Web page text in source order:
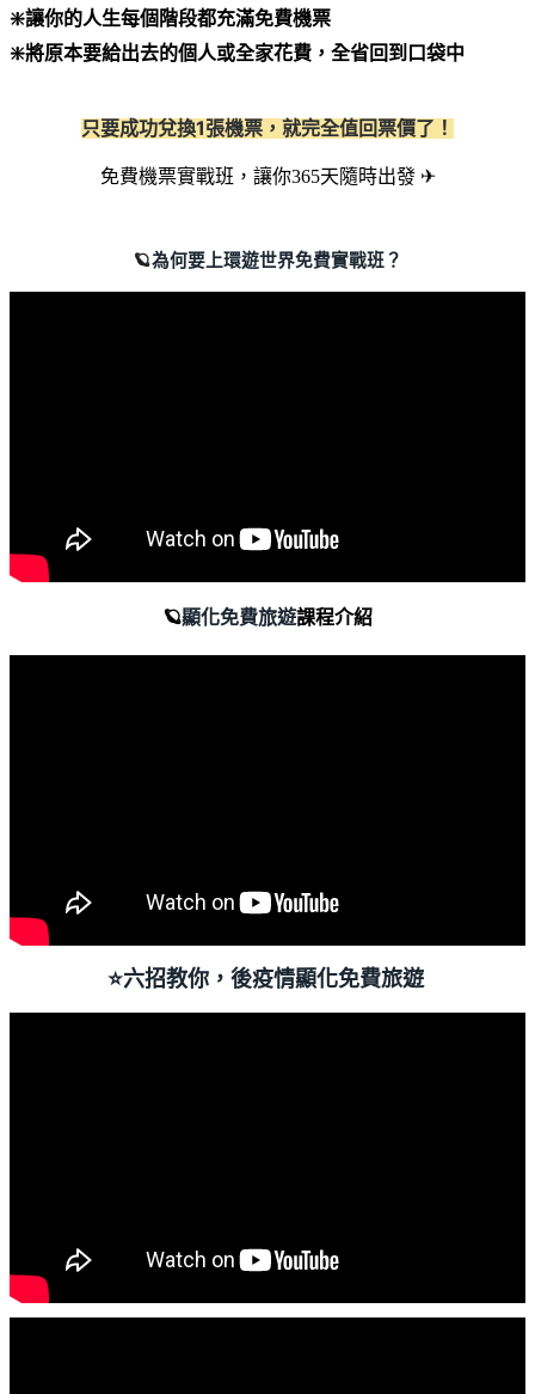
❇️讓你的人生每個階段都充滿免費機票
❇️將原本要給出去的個人或全家花費，全省回到口袋中
只要成功兌換1張機票，就完全值回票價了！
免費機票實戰班，讓你365天隨時出發 ✈
🪐為何要上環遊世界免費實戰班？
🪐顯化免費旅遊課程介紹
⭐️六招教你，後疫情顯化免費旅遊